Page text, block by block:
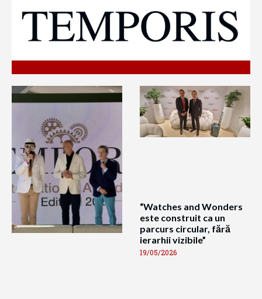
“Watches and Wonders
este construit ca un
parcurs circular, fără
ierarhii vizibile”
19/05/2026